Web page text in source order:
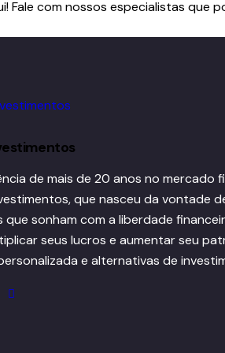
Fale com nossos especialistas que
de mais de 20 anos no mercado
que nasceu da vontade
que sonham com a liberdade
seus lucros e aumentar seu
e alternativas de